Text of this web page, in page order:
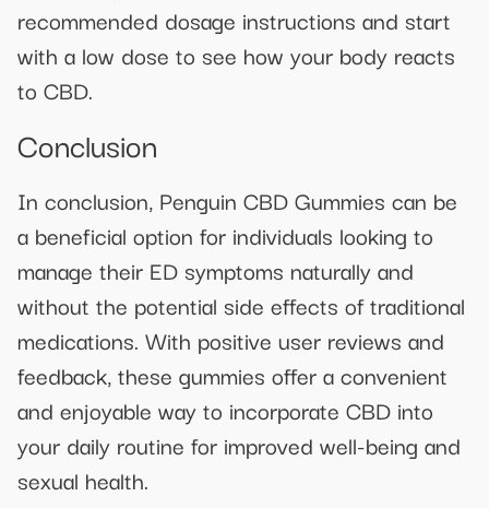
recommended dosage instructions and start
with a low dose to see how your body reacts
to CBD.
Conclusion
In conclusion, Penguin CBD Gummies can be
a beneficial option for individuals looking to
manage their ED symptoms naturally and
without the potential side effects of traditional
medications. With positive user reviews and
feedback, these gummies offer a convenient
and enjoyable way to incorporate CBD into
your daily routine for improved well-being and
sexual health.